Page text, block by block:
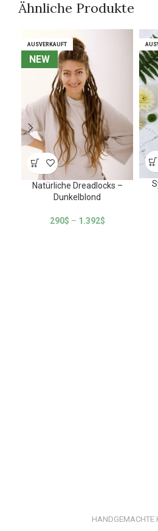
Ähnliche Produkte
AUSVERKAUFT
NEW
AUSVERKAUFT
NEW
Natürliche Dreadlocks –
Dunkelblond
290$ – 1.392$
HANDGEMACHTE